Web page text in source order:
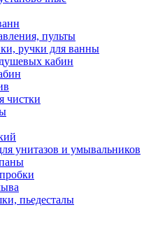
пульты
ручки для ванны
кабин
чистки
унитазов и умывальников
пьедесталы